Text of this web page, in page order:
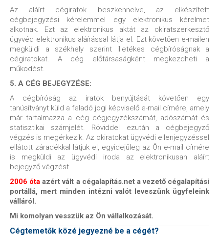
Az aláírt cégiratok beszkennelve, az elkészített
cégbejegyzési kérelemmel egy elektronikus kérelmet
alkotnak. Ezt az elektronikus aktát az okiratszerkesztő
ügyvéd elektronikus aláírással látja el. Ezt követően e-mailen
megküldi a székhely szerint illetékes cégbíróságnak a
cégiratokat. A cég előtársaságként megkezdheti a
működést.
5. A CÉG BEJEGYZÉSE:
A cégbíróság az iratok benyújtását követően egy
tanúsítványt küld a feladó jogi képviselő e-mail címére, amely
már tartalmazza a cég cégjegyzékszámát, adószámát és
statisztikai számjelét. Röviddel ezután a cégbejegyző
végzés is megérkezik. Az okiratokat ügyvédi ellenjegyzéssel
ellátott záradékkal látjuk el, egyidejűleg az Ön e-mail címére
is megküldi az ügyvédi iroda az elektronikusan aláírt
bejegyző végzést.
2006 óta azért vált a cégalapítás.net a vezető cégalapítási
portállá, mert minden intézni valót leveszünk ügyfeleink
válláról.
Mi komolyan vesszük az Ön vállalkozását.
Cégtemetők közé jegyezné be a cégét?